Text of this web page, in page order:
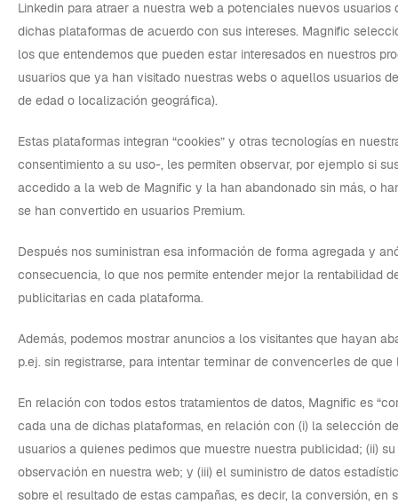
Linkedin para atraer a nuestra web a potenciales nuevos usuarios
dichas plataformas de acuerdo con sus intereses. Magnific
los que entendemos que pueden estar interesados en nuestros
usuarios que ya han visitado nuestras webs o aquellos usuarios
de edad o localización geográfica).
Estas plataformas integran “cookies” y otras tecnologías en
consentimiento a su uso-, les permiten observar, por ejemplo si
accedido a la web de Magnific y la han abandonado sin más, o
se han convertido en usuarios Premium.
Después nos suministran esa información de forma agregada y
consecuencia, lo que nos permite entender mejor la rentabilidad
publicitarias en cada plataforma.
Además, podemos mostrar anuncios a los visitantes que hayan
p.ej. sin registrarse, para intentar terminar de convencerles de que
En relación con todos estos tratamientos de datos, Magnific es
cada una de dichas plataformas, en relación con (i) la selección
usuarios a quienes pedimos que muestre nuestra publicidad; (ii)
observación en nuestra web; y (iii) el suministro de datos
sobre el resultado de estas campañas, es decir, la conversión, en